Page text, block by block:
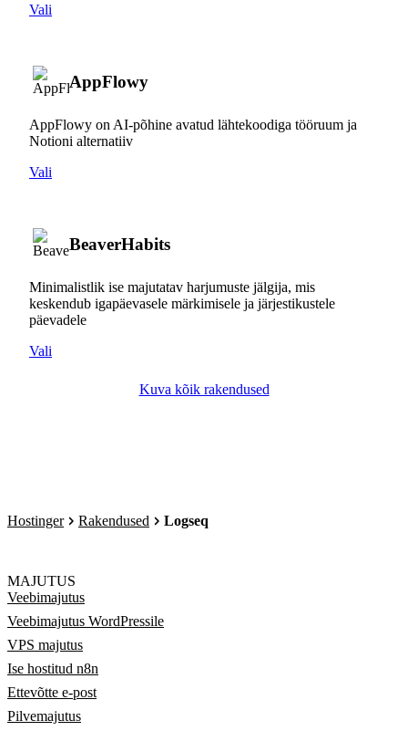
Vali
AppFlowy
AppFlowy on AI-põhine avatud lähtekoodiga tööruum ja
Notioni alternatiiv
Vali
BeaverHabits
Minimalistlik ise majutatav harjumuste jälgija, mis
keskendub igapäevasele märkimisele ja järjestikustele
päevadele
Vali
Kuva kõik rakendused
Hostinger Rakendused Logseq
MAJUTUS
Veebimajutus
Veebimajutus WordPressile
VPS majutus
Ise hostitud n8n
Ettevõtte e-post
Pilvemajutus